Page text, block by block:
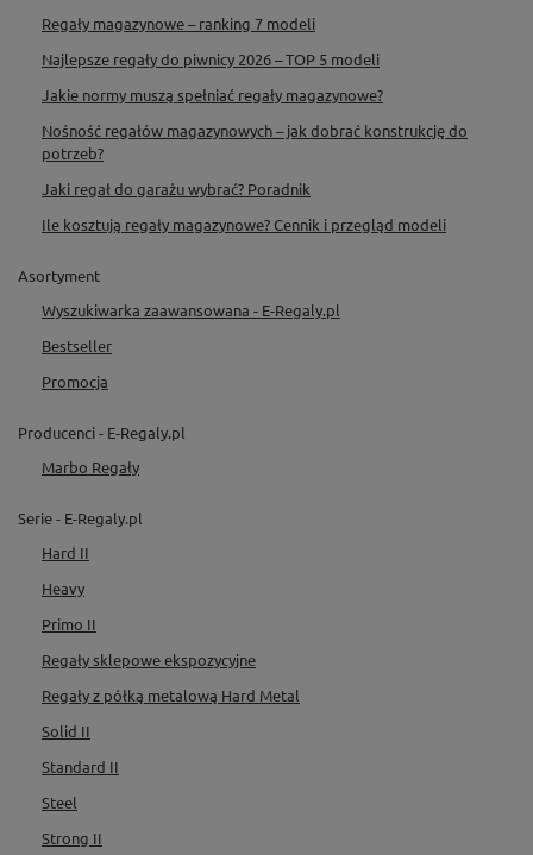
Regały magazynowe – ranking 7 modeli
Najlepsze regały do piwnicy 2026 – TOP 5 modeli
Jakie normy muszą spełniać regały magazynowe?
Nośność regałów magazynowych – jak dobrać konstrukcję do
potrzeb?
Jaki regał do garażu wybrać? Poradnik
Ile kosztują regały magazynowe? Cennik i przegląd modeli
Asortyment
Wyszukiwarka zaawansowana - E-Regaly.pl
Bestseller
Promocja
Producenci - E-Regaly.pl
Marbo Regały
Serie - E-Regaly.pl
Hard II
Heavy
Primo II
Regały sklepowe ekspozycyjne
Regały z półką metalową Hard Metal
Solid II
Standard II
Steel
Strong II